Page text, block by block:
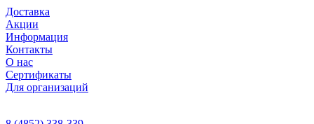
Доставка
Акции
Информация
Контакты
О нас
Сертификаты
Для организаций